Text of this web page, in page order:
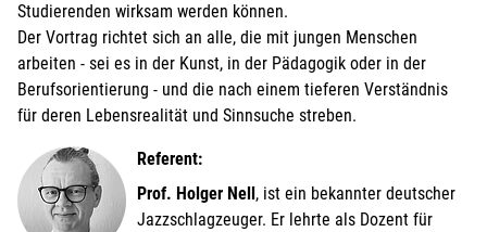
Studierenden wirksam werden können.
Der Vortrag richtet sich an alle, die mit jungen Menschen
arbeiten - sei es in der Kunst, in der Pädagogik oder in der
Berufsorientierung - und die nach einem tieferen Verständnis
für deren Lebensrealität und Sinnsuche streben.
Referent:
Prof. Holger Nell, ist ein bekannter deutscher
Jazzschlagzeuger. Er lehrte als Dozent für